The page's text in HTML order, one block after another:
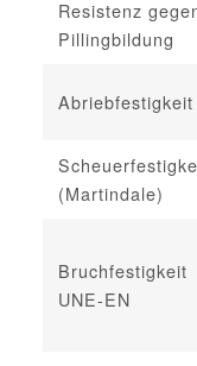
Resistenz
Pillingbildung
Abriebfestigkeit
(Martindale)
Bruchfestigkeit
UNE-EN